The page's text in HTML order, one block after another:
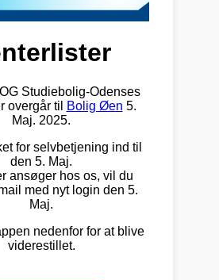
Studiebolig-Odenses
overgår til
Bolig Øen 5.
Maj. 2025.
for selvbetjening ind til
den 5. Maj.
ansøger hos os, vil du
med nyt login den 5.
Maj.
nedenfor for at blive
viderestillet.